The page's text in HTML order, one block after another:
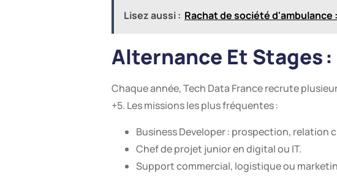
Lisez aussi : Rachat de société
Alternance Et Stages :
Chaque année, Tech Data France recrute
+5. Les missions les plus fréquentes :
Business Developer : prospection, relation
Chef de projet junior en digital ou IT.
Support commercial, logistique ou